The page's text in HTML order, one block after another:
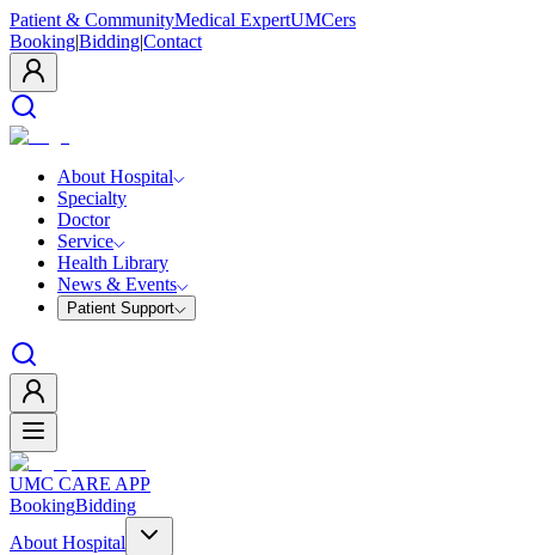
Patient & CommunityMedical ExpertUMCers
Booking|Bidding|Contact
About Hospital
Specialty
Doctor
Service
Health Library
News & Events
Patient Support
UMC CARE APP
BookingBidding
About Hospital